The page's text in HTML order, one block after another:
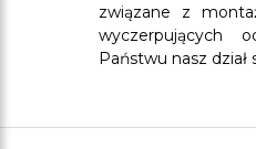
związane z
wyczerpujących
Państwu nasz dział